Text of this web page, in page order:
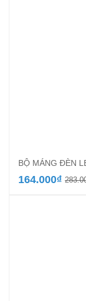
BỘ MÁNG ĐÈN
164.000₫